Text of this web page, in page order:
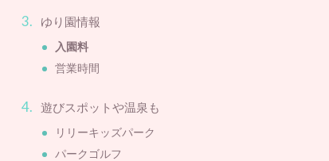
ゆり園情報
入園料
営業時間
遊びスポットや温泉も
リリーキッズパーク
パークゴルフ